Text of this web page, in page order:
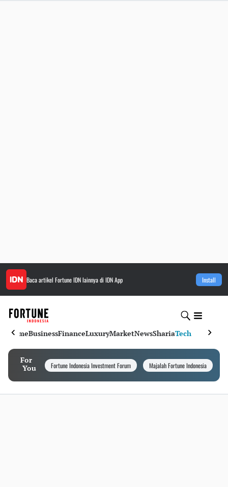
Baca artikel Fortune IDNlainnya di IDN App Install
HomeBusinessFinanceLuxuryMarketNewsShariaTech
For
You
Fortune Indonesia Investment Forum Majalah Fortune Indonesia